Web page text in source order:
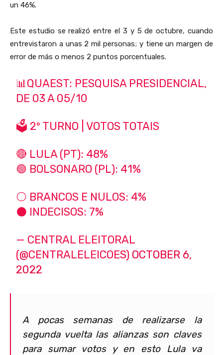
un 46%.
Este estudio se realizó entre el 3 y 5 de octubre, cuando
entrevistaron a unas 2 mil personas; y tiene un margen de
error de más o menos 2 puntos porcentuales.
📊QUAEST: PESQUISA PRESIDENCIAL,
DE 03 A 05/10
🗳️ 2º TURNO | VOTOS TOTAIS
🔴 LULA (PT): 48%
🟢 BOLSONARO (PL): 41%
⚪️ BRANCOS E NULOS: 4%
⚫️ INDECISOS: 7%
— CENTRAL ELEITORAL
(@CENTRALELEICOES) OCTOBER 6,
2022
A pocas semanas de realizarse la
segunda vuelta las alianzas son claves
para sumar votos y en esto Lula va